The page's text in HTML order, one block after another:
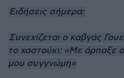
Ειδήσεις σήμερα:
Συνεχίζεται ο καβγάς
το χαστούκι: «Με άρπαξε
μου συγγνώμη»